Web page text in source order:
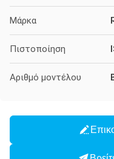
Μάρκα
Πιστοποίηση
Αριθμό μοντέλου